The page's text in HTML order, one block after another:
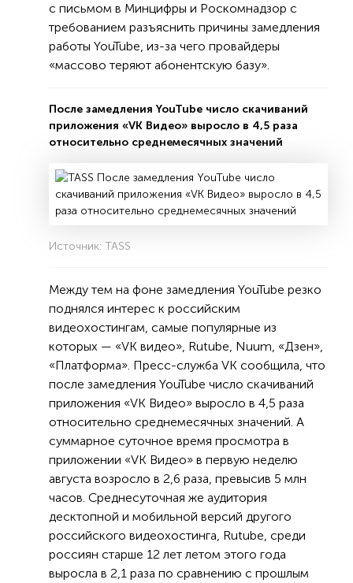
с письмом в Минцифры и Роскомнадзор с
требованием разъяснить причины замедления
работы YouTube, из-за чего провайдеры
«массово теряют абонентскую базу».
После замедления YouTube число скачиваний
приложения «VK Видео» выросло в 4,5 раза
относительно среднемесячных значений
Источник: TASS
Между тем на фоне замедления YouTube резко
поднялся интерес к российским
видеохостингам, самые популярные из
которых — «VK видео», Rutube, Nuum, «Дзен»,
«Платформа». Пресс-служба VK сообщила, что
после замедления YouTube число скачиваний
приложения «VK Видео» выросло в 4,5 раза
относительно среднемесячных значений. А
суммарное суточное время просмотра в
приложении «VK Видео» в первую неделю
августа возросло в 2,6 раза, превысив 5 млн
часов. Среднесуточная же аудитория
десктопной и мобильной версий другого
российского видеохостинга, Rutube, среди
россиян старше 12 лет летом этого года
выросла в 2,1 раза по сравнению с прошлым